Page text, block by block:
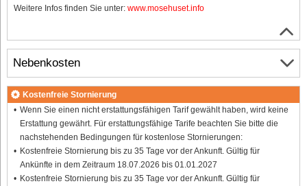
Weitere Infos finden Sie unter: www.mosehuset.info
Nebenkosten
Kostenfreie Stornierung
Wenn Sie einen nicht erstattungsfähigen Tarif gewählt haben, wird keine
Erstattung gewährt. Für erstattungsfähige Tarife beachten Sie bitte die
nachstehenden Bedingungen für kostenlose Stornierungen:
Kostenfreie Stornierung bis zu 35 Tage vor der Ankunft. Gültig für
Ankünfte in dem Zeitraum 18.07.2026 bis 01.01.2027
Kostenfreie Stornierung bis zu 35 Tage vor der Ankunft. Gültig für